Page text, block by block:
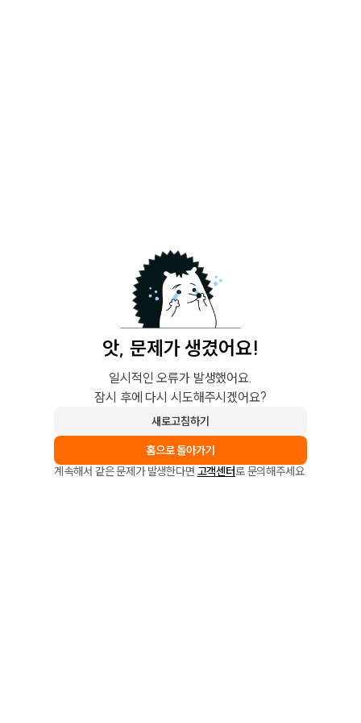
앗, 문제가 생겼어요!
일시적인 오류가 발생했어요.
잠시 후에 다시 시도해주시겠어요?
새로고침하기
홈으로 돌아가기
계속해서 같은 문제가 발생한다면 고객센터로 문의해주세요.